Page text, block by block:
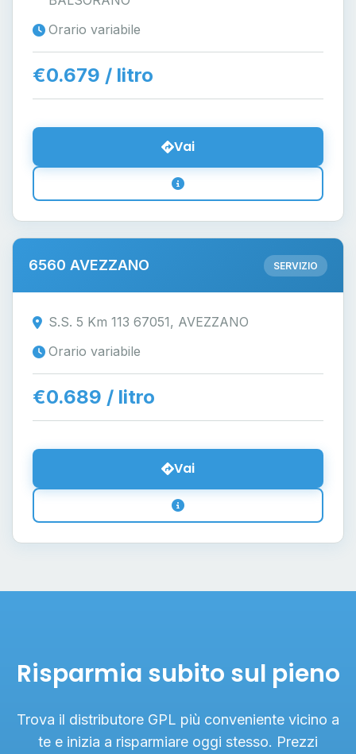
Orario variabile
€0.679 / litro
Vai
6560 AVEZZANO SERVIZIO
S.S. 5 Km 113 67051, AVEZZANO
Orario variabile
€0.689 / litro
Vai
Risparmia subito sul pieno
Trova il distributore GPL più conveniente vicino a
te e inizia a risparmiare oggi stesso. Prezzi